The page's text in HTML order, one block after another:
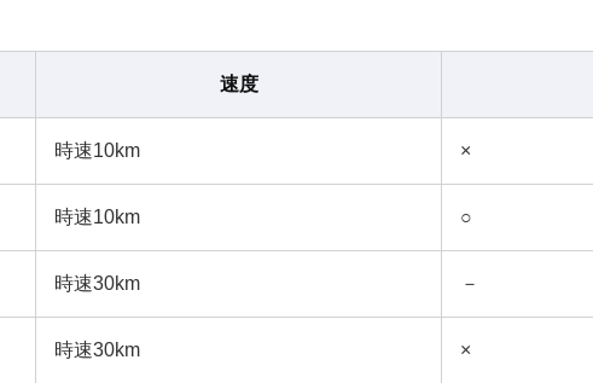
速度
時速10km ×
時速10km ○
時速30km －
時速30km ×